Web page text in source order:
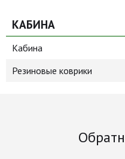
КАБИНА
Кабина
Резиновые коврики